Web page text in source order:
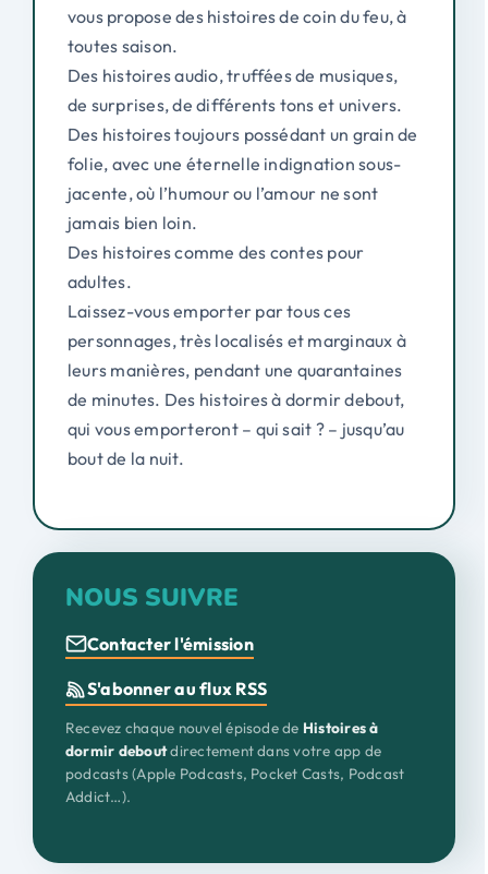
vous propose des histoires de coin du feu, à
toutes saison.
Des histoires audio, truffées de musiques,
de surprises, de différents tons et univers.
Des histoires toujours possédant un grain de
folie, avec une éternelle indignation sous-
jacente, où l’humour ou l’amour ne sont
jamais bien loin.
Des histoires comme des contes pour
adultes.
Laissez-vous emporter par tous ces
personnages, très localisés et marginaux à
leurs manières, pendant une quarantaines
de minutes. Des histoires à dormir debout,
qui vous emporteront – qui sait ? – jusqu’au
bout de la nuit.
NOUS SUIVRE
Contacter l'émission
S'abonner au flux RSS
Recevez chaque nouvel épisode de Histoires à
dormir deboutdirectement dans votre app de
podcasts (Apple Podcasts, Pocket Casts, Podcast
Addict…).